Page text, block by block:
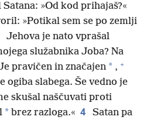
»Od kod prihajaš?«
»Potikal sem se po zemlji
Jehova je nato vprašal
služabnika Joba? Na
pravičen in značajen * , +
ogiba slabega. Še vedno je
skušal naščuvati proti
* brez razloga.« 4
Satan pa